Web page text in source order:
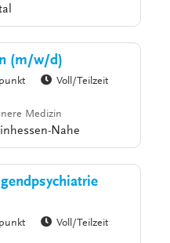
(m/w/d)
Voll/Teilzeit
Medizin
Nahe
Voll/Teilzeit